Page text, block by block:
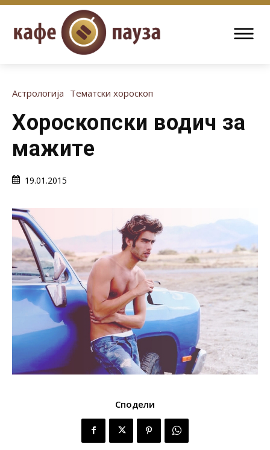
Астрологија Тематски хороскоп
Хороскопски водич за
мажите
19.01.2015
Сподели